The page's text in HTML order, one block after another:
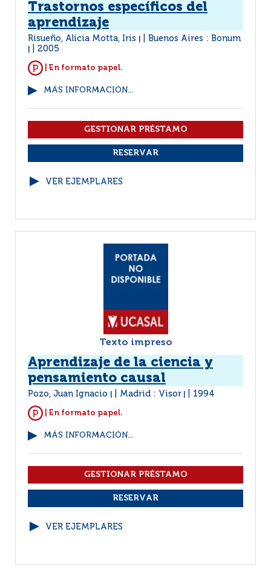
Trastornos específicos del
aprendizaje
Risueño, Alicia Motta, Iris Buenos Aires : Bonum
2005
| En formato papel.
MÁS INFORMACIÓN...
VER EJEMPLARES
Texto impreso
Aprendizaje de la ciencia y
pensamiento causal
Pozo, Juan Ignacio Madrid : Visor 1994
| En formato papel.
MÁS INFORMACIÓN...
VER EJEMPLARES